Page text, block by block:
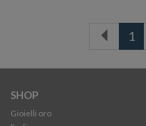
1
SHOP
Gioielli oro